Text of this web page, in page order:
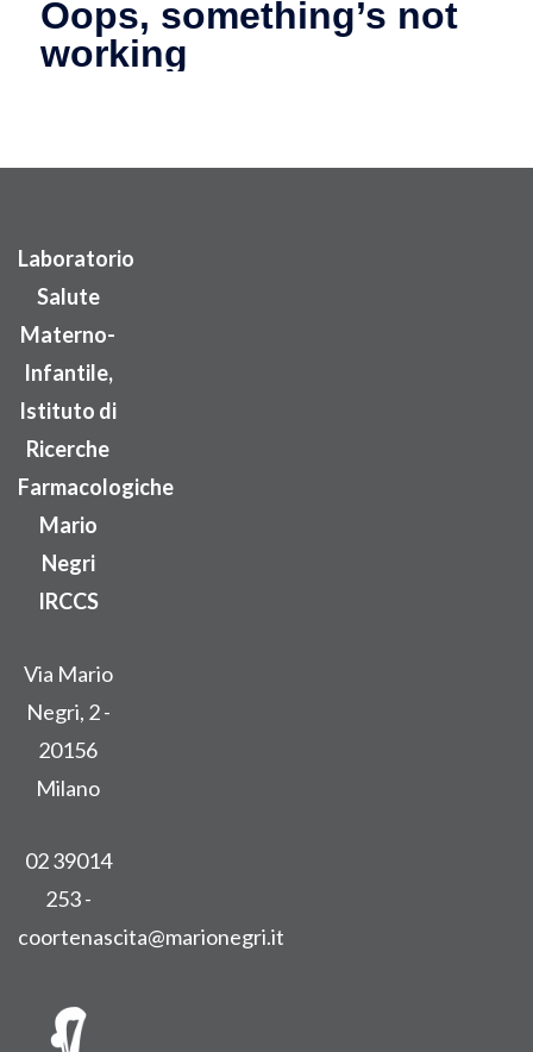
Laboratorio
Salute
Materno-
Infantile,
Istituto di
Ricerche
Farmacologiche
Mario
Negri
IRCCS
Via Mario
Negri, 2 -
20156
Milano
02 39014
253 -
coortenascita@marionegri.it